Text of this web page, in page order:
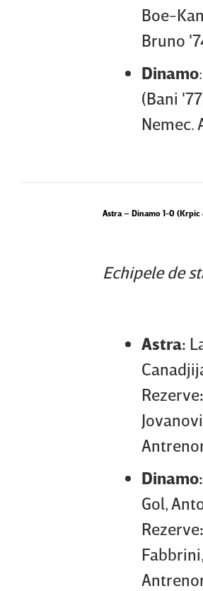
Boe-
Bruno
Dinamo
(Bani
Nemec.
Astra – Dinamo 1-0 (Krpic
Echipele de
Astra:
Rezerve:
Dinamo:
Gol,
Rezerve: